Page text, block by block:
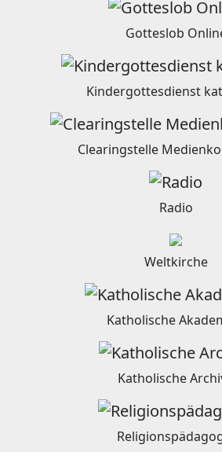
Gotteslob
Kindergottesdienst
Clearingstelle
Radio
Weltkirche
Katholische
Katholische